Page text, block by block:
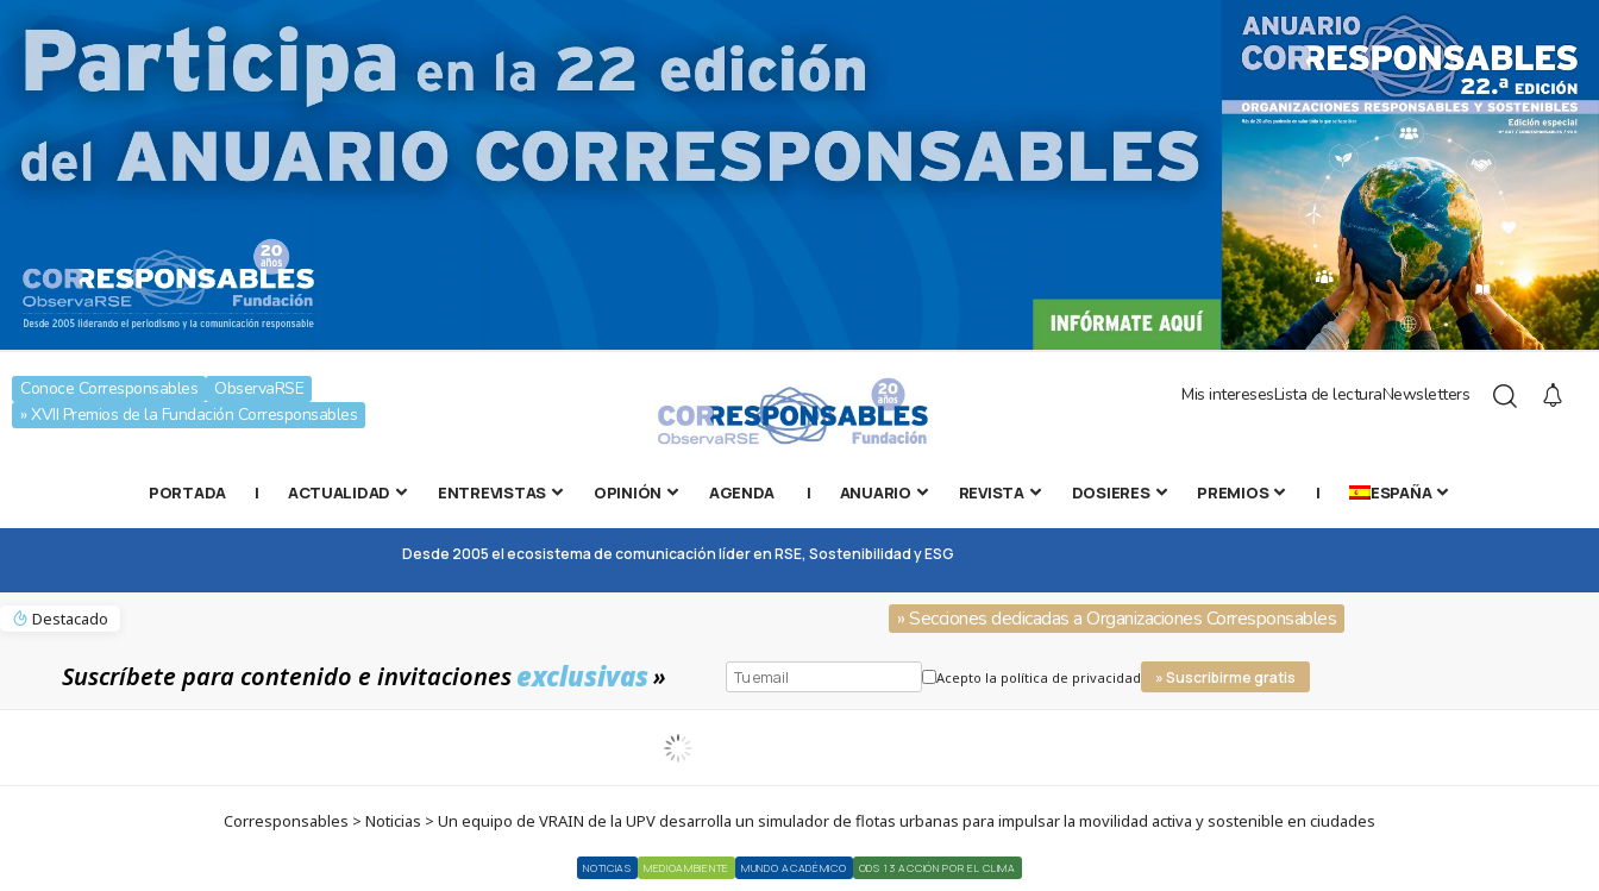
Conoce Corresponsables
ObservaRSE
» XVII Premios de la Fundación Corresponsables
Mis interesesLista de lecturaNewsletters
PORTADA | ACTUALIDAD ENTREVISTAS OPINIÓN AGENDA | ANUARIO REVISTA DOSIERES PREMIOS | ESPAÑA
Desde 2005 el ecosistema de comunicación líder en RSE, Sostenibilidad y ESG
Destacado » Secciones dedicadas a Organizaciones Corresponsables
Suscríbete para contenido e invitacionesexclusivas» Acepto la política de privacidad » Suscribirme gratis
Corresponsables > Noticias > Un equipo de VRAIN de la UPV desarrolla un simulador de flotas urbanas para impulsar la movilidad activa y sostenible en ciudades
NOTICIAS MEDIOAMBIENTE MUNDO ACADÉMICO ODS 13 ACCIÓN POR EL CLIMA